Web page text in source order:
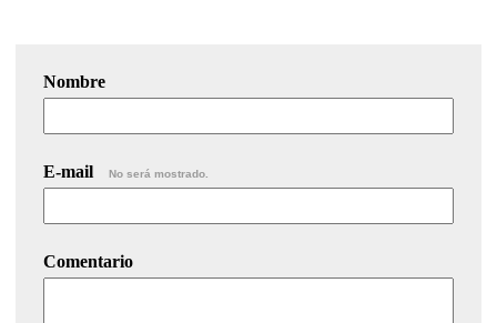
Nombre
E-mail No será mostrado.
Comentario